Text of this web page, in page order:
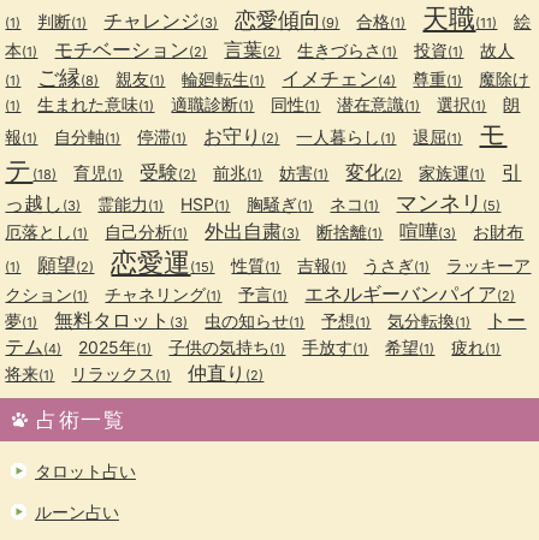
(1) 判断(1) チャレンジ(3) 恋愛傾向 (9) 合格(1) 天職(11)
絵
本(1) モチベーション(2) 言葉(2) 生きづらさ (1) 投資(1) 故人
(1) ご縁(8) 親友(1) 輪廻転生(1) イメチェン(4) 尊重(1) 魔除け
(1) 生まれた意味(1) 適職診断(1) 同性(1) 潜在意識(1) 選択(1)
朗
報(1) 自分軸(1) 停滞(1) お守り (2) 一人暮らし (1) 退屈(1)
モ
テ (18) 育児 (1) 受験(2) 前兆(1) 妨害(1) 変化(2) 家族運(1)
引
っ越し (3) 霊能力 (1) HSP(1) 胸騒ぎ(1) ネコ (1) マンネリ (5)
厄落とし (1) 自己分析(1) 外出自粛(3) 断捨離(1) 喧嘩(3) お財布
(1) 願望(2) 恋愛運 (15) 性質(1) 吉報(1) うさぎ(1)
ラッキーア
クション(1) チャネリング(1) 予言(1) エネルギーバンパイア(2)
夢(1) 無料タロット (3) 虫の知らせ(1) 予想(1) 気分転換(1)
トー
テム (4) 2025年(1) 子供の気持ち(1) 手放す(1) 希望(1) 疲れ(1)
将来(1) リラックス (1) 仲直り (2)
占術一覧
タロット占い
ルーン占い